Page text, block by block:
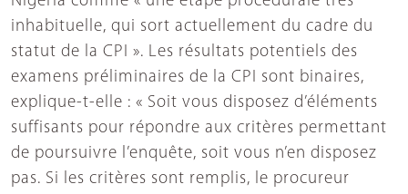
inhabituelle, qui sort actuellement du cadre du
statut de la CPI ». Les résultats potentiels des
examens préliminaires de la CPI sont binaires,
explique-t-elle : « Soit vous disposez d’éléments
suffisants pour répondre aux critères permettant
de poursuivre l’enquête, soit vous n’en disposez
pas. Si les critères sont remplis, le procureur